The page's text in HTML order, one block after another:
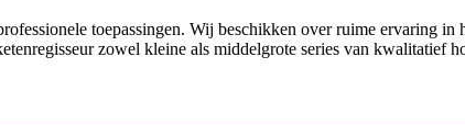
toepassingen. Wij beschikken over ruime ervaring
zowel kleine als middelgrote series van kwalitatief